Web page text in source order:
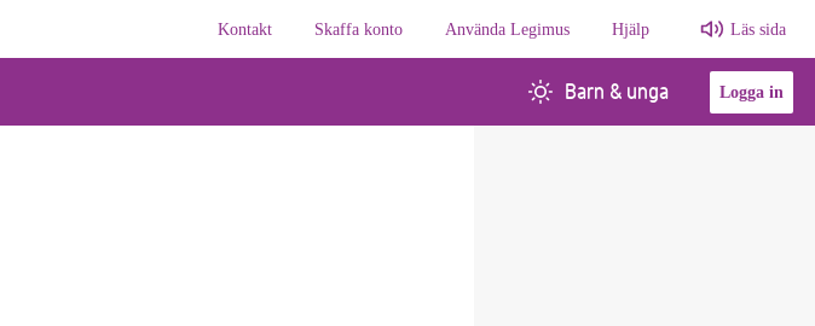
Kontakt
Skaffa konto Använda Legimus Hjälp Läs sida
Barn & unga Logga in